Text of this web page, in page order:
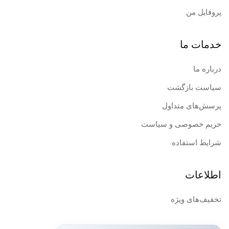
پروفایل من
خدمات ما
درباره ما
سیاست بازگشت
پرسش‌های متداول
حریم خصوصی و سیاست
شرایط استفاده
اطلاعات
تخفیف‌های ویژه